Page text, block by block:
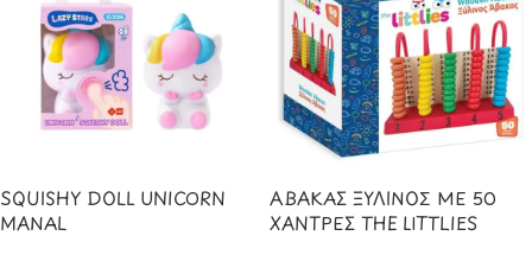
SQUISHY DOLL UNICORN
MANAL
ΑΒΑΚΑΣ ΞΥΛΙΝΟΣ ΜΕ 50
ΧΑΝΤΡΕΣ THE LITTLIES